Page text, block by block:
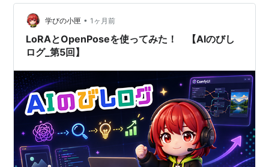
のですが、なかなか大変です。 キーフレームを使って動
きを出すこともや…
学びの小匣 • 1ヶ月前
LoRAとOpenPoseを使ってみた！ 【AIのびし
ログ_第5回】